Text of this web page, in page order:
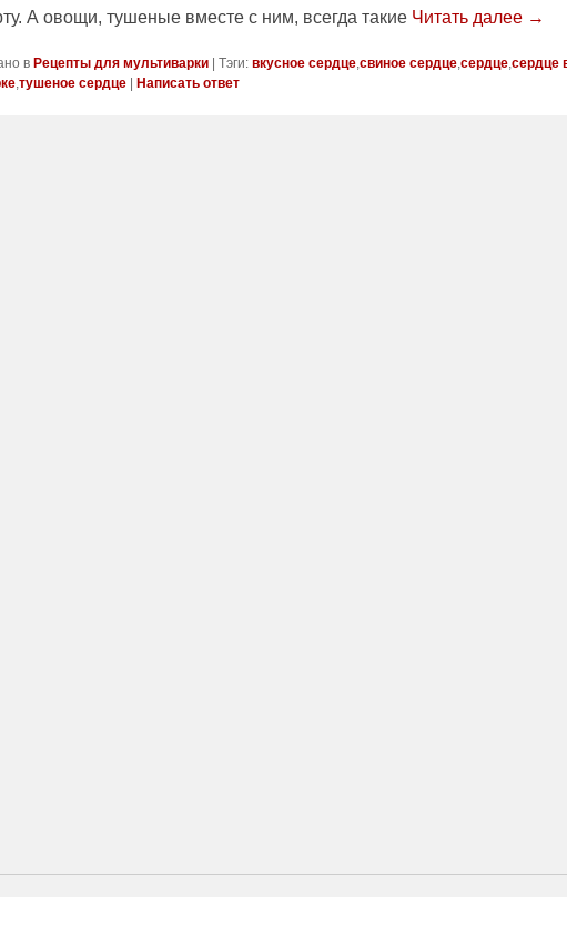
А овощи, тушеные вместе с ним, всегда такие Читать далее →
в Рецепты для мультиварки | Тэги: вкусное сердце свиное сердце сердце сердце
тушеное сердце | Написать ответ